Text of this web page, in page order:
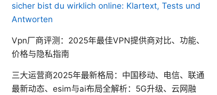
sicher bist du wirklich online: Klartext, Tests und
Antworten
Vpn厂商评测：2025年最佳VPN提供商对比、功能、
价格与隐私指南
三大运营商2025年最新格局：中国移动、电信、联通
最新动态、esim与ai布局全解析：5G升级、云网融